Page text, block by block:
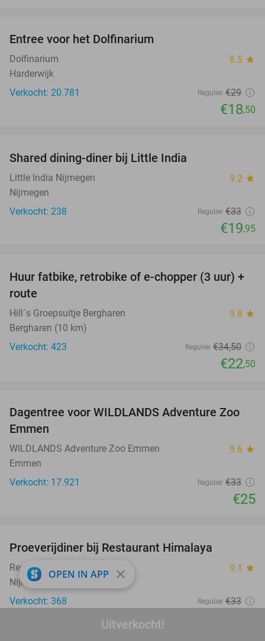
Uitverkocht!
Entree voor het Dolfinarium
Dolfinarium 8.5 star
Harderwijk
Verkocht: 20.781
Regulier €29
€18,50
Shared dining-diner bij Little India
Little India Nijmegen 9.2 star
Nijmegen
Verkocht: 238
Regulier €33
€19,95
35%
Huur fatbike, retrobike of e-chopper (3 uur) +
route
Hill´s Groepsuitje Bergharen 9.8 star
Bergharen (10 km)
Verkocht: 423
Regulier €34,50
€22,50
24%
Dagentree voor WILDLANDS Adventure Zoo
Emmen
WILDLANDS Adventure Zoo Emmen 9.6 star
Emmen
Verkocht: 17.921
Regulier €33
€25
Proeverijdiner bij Restaurant Himalaya
Restaurant Himalaya 9.1 star
Nijmegen
Verkocht: 368
Regulier €33
OPEN IN APP close